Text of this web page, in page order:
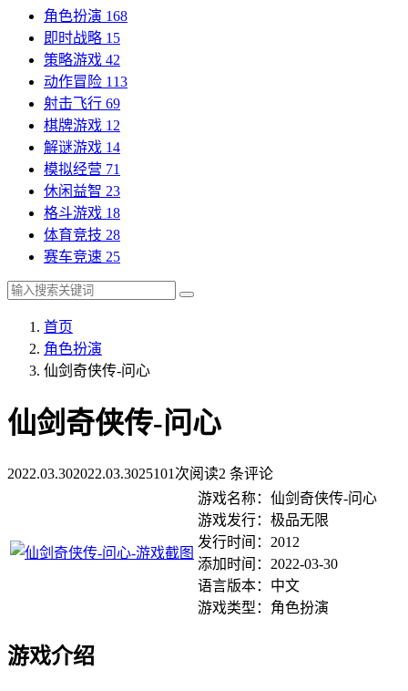
角色扮演 168
即时战略 15
策略游戏 42
动作冒险 113
射击飞行 69
棋牌游戏 12
解谜游戏 14
模拟经营 71
休闲益智 23
格斗游戏 18
体育竞技 28
赛车竞速 25
首页
角色扮演
仙剑奇侠传-问心
仙剑奇侠传-问心
2022.03.302022.03.3025101次阅读2 条评论
游戏名称：仙剑奇侠传-问心
游戏发行：极品无限
发行时间：2012
添加时间：2022-03-30
语言版本：中文
游戏类型：角色扮演
游戏介绍